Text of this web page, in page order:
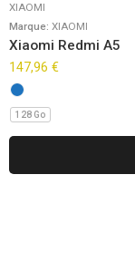
XIAOMI
Marque: XIAOMI
Xiaomi Redmi A5
147,96 €
128 Go